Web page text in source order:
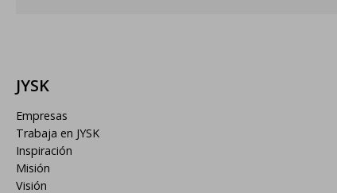
JYSK
Empresas
Trabaja en JYSK
Inspiración
Misión
Visión